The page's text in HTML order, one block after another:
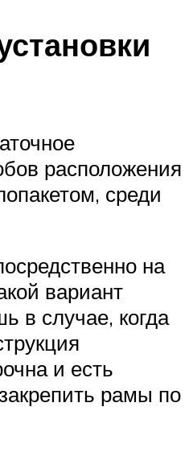
расположения
среди
на
вариант
в случае, когда
и есть
рамы по